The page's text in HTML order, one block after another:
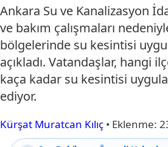
Ankara Su ve Kanalizasyon
ve bakım çalışmaları
bölgelerinde su kesintisi
açıkladı. Vatandaşlar, hangi
kaça kadar su kesintisi
ediyor.
Kürşat Muratcan Kılıç • Eklenme: